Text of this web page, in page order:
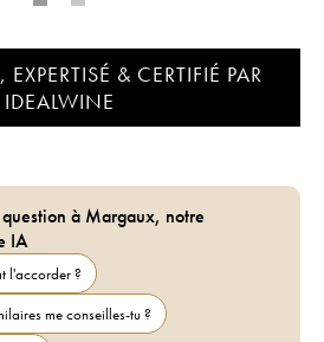
& CERTIFIÉ PAR
IDEALWINE
à Margaux, notre
IA
l'accorder ?
me conseilles-tu ?